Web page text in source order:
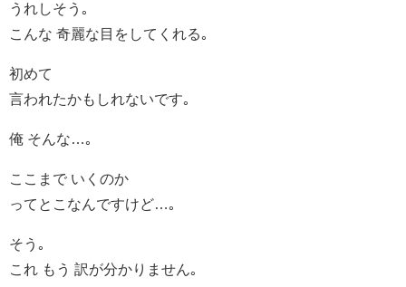
うれしそう｡
こんな 奇麗な目をしてくれる｡
初めて
言われたかもしれないです｡
俺 そんな…｡
ここまで いくのか
ってとこなんですけど…｡
そう｡
これ もう 訳が分かりません｡